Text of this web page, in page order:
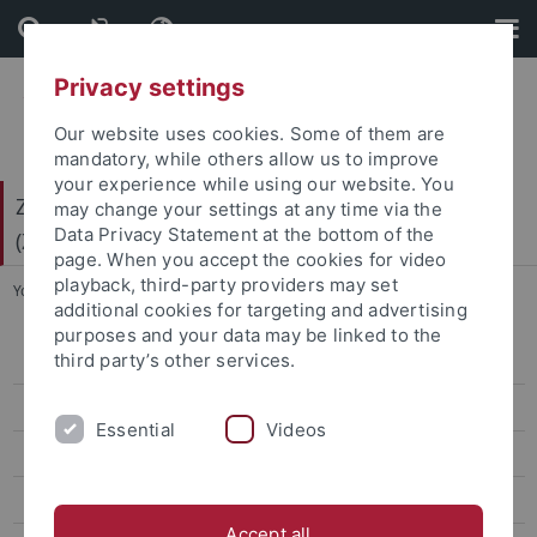
Skip
to
content
Skip
to
footer
Zentrum für Gender- und Diversitätsforschung
(ZGD)
You are here: Startseite ... Interfakultäre Institute
Evangelisch-Theologische Fakultät
Privacy settings
Our website uses cookies. Some of them are
mandatory, while others allow us to improve
your experience while using our website. You
may change your settings at any time via the
Data Privacy Statement at the bottom of the
page. When you accept the cookies for video
playback, third-party providers may set
additional cookies for targeting and advertising
purposes and your data may be linked to the
third party’s other services.
Essential Videos